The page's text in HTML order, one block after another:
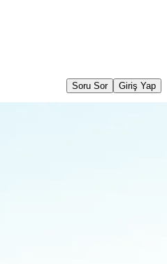
Soru Sor Giriş Yap